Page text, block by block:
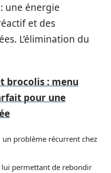
une énergie
et des
L’élimination du
brocolis : menu
pour une
un problème récurrent chez
lui permettant de rebondir